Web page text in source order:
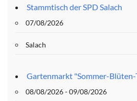
Stammtisch der SPD Salach
07/08/2026
Salach
Gartenmarkt "Sommer-Blüten-
08/08/2026 - 09/08/2026